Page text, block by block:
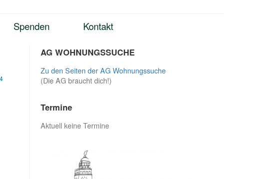
Spenden Kontakt
AG WOHNUNGSSUCHE
Zu den Seiten der AG Wohnungssuche
(Die AG braucht dich!)
Termine
Aktuell keine Termine